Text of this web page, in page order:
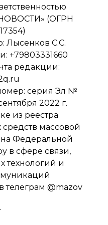
(ОГРН
Лысенков С.С.
+79803331660
редакции:
серия Эл №
2022 г.
из реестра
массовой
Федеральной
в сфере связи,
технологий и
телеграм @mazov